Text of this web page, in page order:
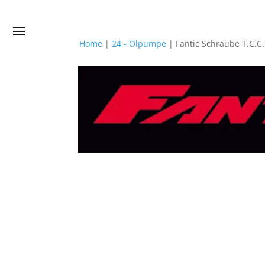
Home |24 - Ölpumpe | Fantic Schraube